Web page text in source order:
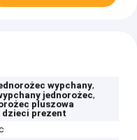
wypchany,
jednorożec,
pluszowa
dzieci prezent